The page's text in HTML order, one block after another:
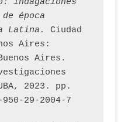
indagaciones
época
Latina.
Ciudad
Aires:
Aires.
2023. pp.
29-2004-7